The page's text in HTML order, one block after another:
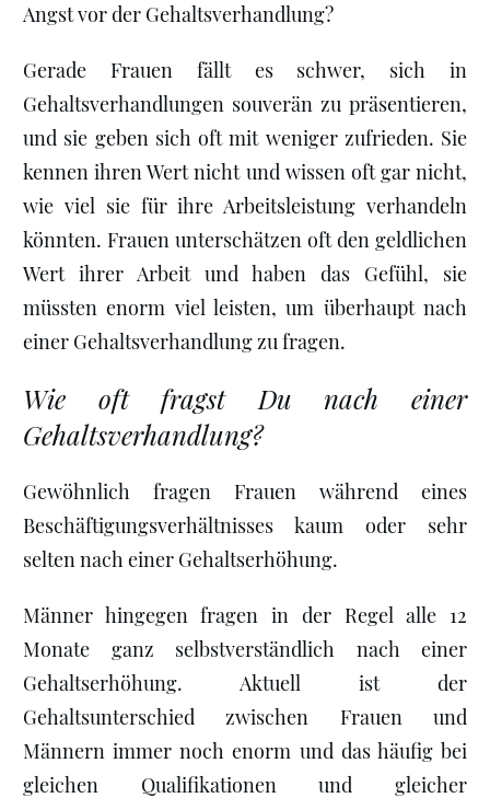
Angst vor der Gehaltsverhandlung?
Gerade Frauen fällt es schwer, sich in
Gehaltsverhandlungen souverän zu präsentieren,
und sie geben sich oft mit weniger zufrieden. Sie
kennen ihren Wert nicht und wissen oft gar nicht,
wie viel sie für ihre Arbeitsleistung verhandeln
könnten. Frauen unterschätzen oft den geldlichen
Wert ihrer Arbeit und haben das Gefühl, sie
müssten enorm viel leisten, um überhaupt nach
einer Gehaltsverhandlung zu fragen.
Wie oft fragst Du nach einer
Gehaltsverhandlung?
Gewöhnlich fragen Frauen während eines
Beschäftigungsverhältnisses kaum oder sehr
selten nach einer Gehaltserhöhung.
Männer hingegen fragen in der Regel alle 12
Monate ganz selbstverständlich nach einer
Gehaltserhöhung. Aktuell ist der
Gehaltsunterschied zwischen Frauen und
Männern immer noch enorm und das häufig bei
gleichen Qualifikationen und gleicher